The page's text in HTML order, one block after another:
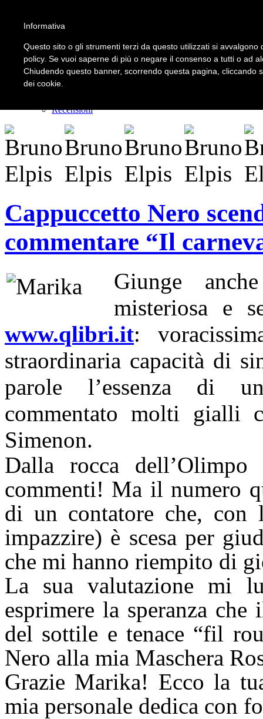
LOGIN | REGISTER
Home
Il carnevale dei delitti
Recensioni
Cappuccetto Nero
commentare “Il
Giunge
misteriosa e
www.qlibri.it:
straordinaria capacità di
parole l’essenza di
commentato molti gialli
Simenon.
Dalla rocca
commenti! Ma il numero
di un contatore che,
impazzire) è scesa per
che mi hanno riempito di
La sua valutazione mi
esprimere la speranza
del sottile e tenace “fil
Nero alla mia Maschera
Grazie Marika! Ecco la
mia personale dedica con
Informativa
Questo sito o gli strumenti terzi da questo utilizzati si
policy. Se vuoi saperne di più o negare il consenso a tutti o ad
Chiudendo questo banner, scorrendo questa pagina, cliccando
dei cookie.